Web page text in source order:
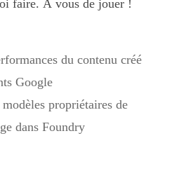
faire. À vous de jouer !
du contenu créé
Google
propriétaires de
dans Foundry